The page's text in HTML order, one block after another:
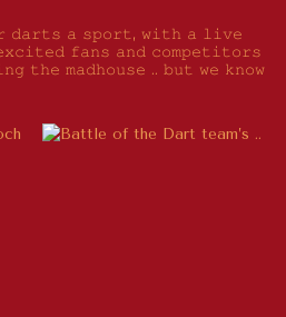
𝚍𝚊𝚛𝚝𝚜 𝚊 𝚜𝚙𝚘𝚛𝚝, 𝚠𝚒𝚝𝚑 𝚊 𝚕𝚒𝚟𝚎
𝚏𝚊𝚗𝚜 𝚊𝚗𝚍 𝚌𝚘𝚖𝚙𝚎𝚝𝚒𝚝𝚘𝚛𝚜
𝚝𝚑𝚎 𝚖𝚊𝚍𝚑𝚘𝚞𝚜𝚎 .. 𝚋𝚞𝚝 𝚠𝚎 𝚔𝚗𝚘𝚠